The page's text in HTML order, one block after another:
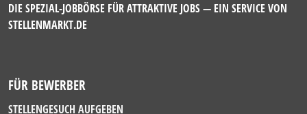
DIE SPEZIAL-JOBBÖRSE FÜR ATTRAKTIVE JOBS — EIN SERVICE VON
STELLENMARKT.DE
FÜR BEWERBER
STELLENGESUCH AUFGEBEN